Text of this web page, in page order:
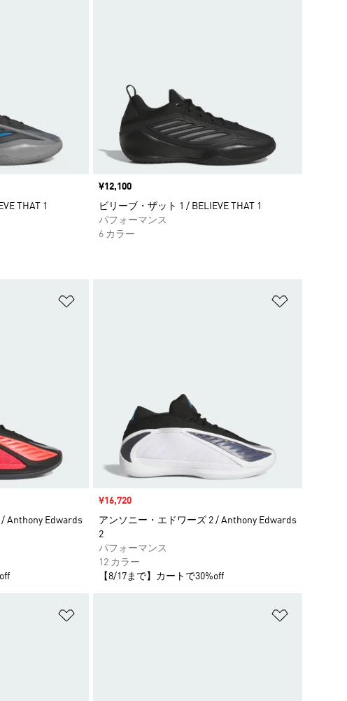
THAT 1
価格
¥12,100
ビリーブ・ザット 1 / BELIEVE THAT 1
パフォーマンス
6 カラー
Anthony Edwards
セール価格
¥16,720
アンソニー・エドワーズ 2 / Anthony Edwards
2
パフォーマンス
12 カラー
【8/17まで】カートで30%off